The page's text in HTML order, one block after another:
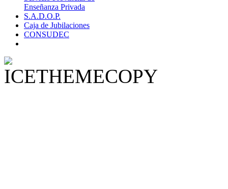
Enseñanza Privada
S.A.D.O.P.
Caja de Jubilaciones
CONSUDEC